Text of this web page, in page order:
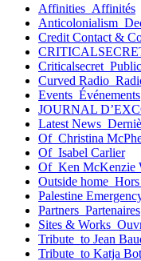
Affinities_Affinités
Credit Contact &
Curved
Events_Événements
JOURNAL
Latest
Of_Christina
Of_Isabel Carlier
Of_Ken McKenzie
Outside
Palestine
Partners_Partenaires
Sites &
Tribute_to Jean
Tribute_to Katja